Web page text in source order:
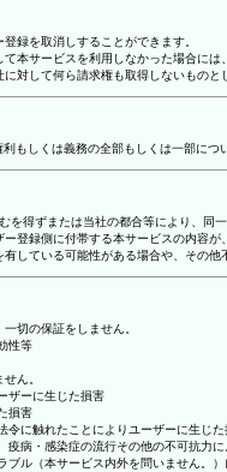
録を取消しすることができます。
本サービスを利用しなかった場合に
対して何ら請求権も取得しないもの
もしくは義務の全部もしくは一部に
を得ずまたは当社の都合等により、
登録側に付帯する本サービスの内容が
している可能性がある場合や、その
切の保証をしません。
性等
ん。
ザーに生じた損害
損害
令に触れたことによりユーザーに生じた
病・感染症の流行その他の不可抗力
ル（本サービス内外を問いません。